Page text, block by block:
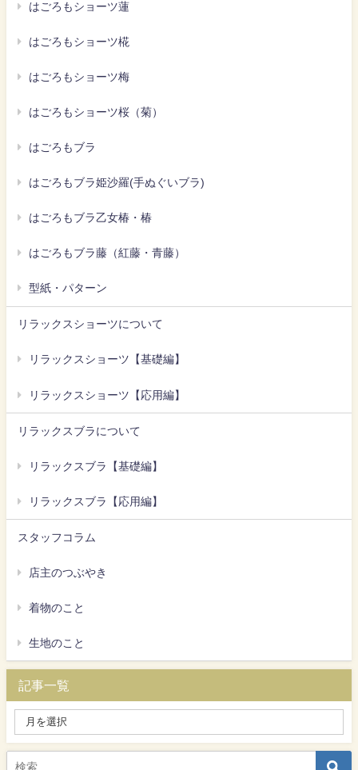
はごろもショーツ蓮
はごろもショーツ椛
はごろもショーツ梅
はごろもショーツ桜（菊）
はごろもブラ
はごろもブラ姫沙羅(手ぬぐいブラ)
はごろもブラ乙女椿・椿
はごろもブラ藤（紅藤・青藤）
型紙・パターン
リラックスショーツについて
リラックスショーツ【基礎編】
リラックスショーツ【応用編】
リラックスブラについて
リラックスブラ【基礎編】
リラックスブラ【応用編】
スタッフコラム
店主のつぶやき
着物のこと
生地のこと
記事一覧